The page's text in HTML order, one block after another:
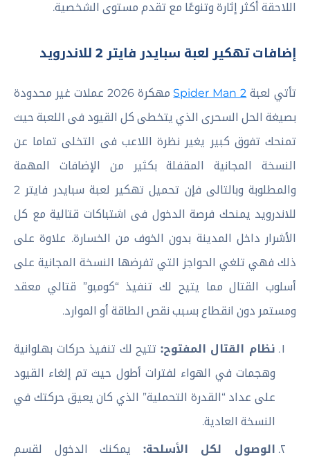
اللاحقة أكثر إثارة وتنوعًا مع تقدم مستوى الشخصية.
إضافات تهكير لعبة سبايدر فايتر 2 للاندرويد
تأتي لعبة Spider Man 2
مهكرة 2026 عملات غير محدودة
بصيغة الحل السحرى الذي يتخطى كل القيود فى اللعبة حيث
تمنحك تفوق كبير يغير نظرة اللاعب فى التخلى تماما عن
النسخة المجانية المقفلة بكثير من الإضافات المهمة
والمطلوبة وبالتالى فإن تحميل تهكير لعبة سبايدر فايتر 2
للاندرويد يمنحك فرصة الدخول فى اشتباكات قتالية مع كل
الأشرار داخل المدينة بدون الخوف من الخسارة. علاوة على
ذلك فهي تلغي الحواجز التي تفرضها النسخة المجانية على
أسلوب القتال مما يتيح لك تنفيذ “كومبو” قتالي معقد
ومستمر دون انقطاع بسبب نقص الطاقة أو الموارد.
نظام القتال المفتوح: تتيح لك تنفيذ حركات بهلوانية
وهجمات في الهواء لفترات أطول حيث تم إلغاء القيود
على عداد “القدرة التحملية” الذي كان يعيق حركتك في
النسخة العادية.
الوصول لكل الأسلحة: يمكنك الدخول لقسم